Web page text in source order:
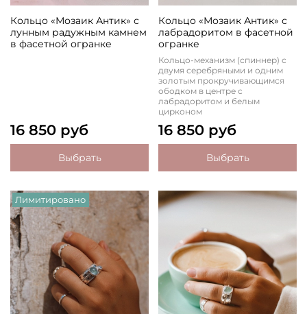
Кольцо «Мозаик Антик» с
лунным радужным камнем
в фасетной огранке
16 850 руб
Выбрать
Кольцо «Мозаик Антик» с
лабрадоритом в фасетной
огранке
Кольцо-механизм (спиннер) с
двумя серебряными и одним
золотым прокручивающимся
ободком в центре с
лабрадоритом и белым
цирконом
16 850 руб
Выбрать
Лимитировано